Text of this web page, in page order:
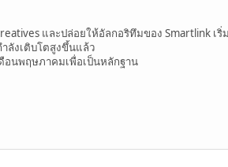
และปล่อยให้อัลกอริทึมของ Smartlink เ
ลังเติบโตสูงขึ้นแล้ว
อนพฤษภาคมเพื่อเป็นหลักฐาน